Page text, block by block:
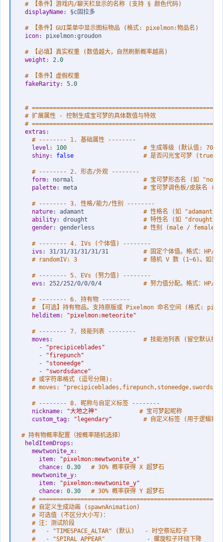
# 【条件】游戏内/聊天栏显示的名称 (支持 § 颜色代码)
displayName: §c固拉多
# 【条件】GUI菜单中显示图标物品 (格式: pixelmon:物品名)
icon: pixelmon:groudon
# 【必填】真实权重 (数值越大，自然刷新概率越高)
weight : 2.0
# 【条件】虚假权重
fakeRarity: 5.0
#
# 扩展属性 - 控制生成宝可梦的具体数值与特效
#
extras :
# -------- 1. 基础属性 --------
level : 100 # 生成等级 (默认值: 70)
shiny: false # 是否闪光宝可梦 (true
# -------- 2. 形态/外观 --------
form: normal # 宝可梦形态名 (如
palette: meta # 宝可梦调色板/皮肤名 (用
# -------- 3. 性格/能力/性别 --------
nature: adamant # 性格名 (如 "adamant",
ability: drought # 特性名 (如
gender: genderless # 性别 (male / female
# -------- 4. IVs (个体值) --------
ivs : 31/31/31/31/31/31 # 固定个体值。格式：HP/
# randomIV: 3                   # 随机 V 数 (1~6)。如果填写
# -------- 5. EVs (努力值) --------
evs : 252/252/0/0/0/4 # 努力值分配。格式：HP/
# -------- 6. 持有物 --------
# 【可选】持有物品。支持原版或 Pixelmon 命名空间 (格式:
helditem: "pixelmon:meteorite"
# -------- 7. 技能列表 --------
moves :
# 技能池列表 (留空默认携
-
"precipiceblades"
-
"firepunch"
-
"stoneedge"
-
"swordsdance"
# 或字符串格式 (逗号分隔):
# moves:
# -------- 8. 昵称与自定义标签 --------
nickname: "大地之神"
# 宝可梦起昵称
custom_tag: "legendary" # 自定义标签 (用于逻辑判
# 持有物概率配置（按概率随机选择）
heldItemDrops :
mewtwonite_x:
item:
"pixelmon:mewtwonite_x"
chance: 0.30 # 30% 概率获得 X 超梦石
mewtwonite_y:
item:
"pixelmon:mewtwonite_y"
chance: 0.30 # 30% 概率获得 Y 超梦石
#
# 自定义生成动画 (spawnAnimation)
# 可选值 (不区分大小写)：
# 注：测试阶段
#   - "TIMESPACE_ALTAR" (默认)   - 时空祭坛粒子
#   - "SPIRAL_APPEAR"            - 螺旋粒子环绕下降